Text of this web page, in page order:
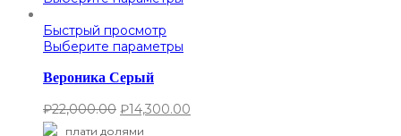
Быстрый просмотр
Выберите параметры
Вероника Серый
₽22,000.00 ₽14,300.00
плати долями